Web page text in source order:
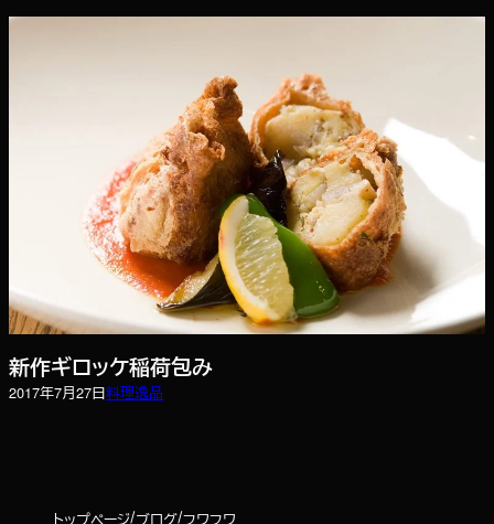
新作ギロッケ稲荷包み
2017年7月27日料理逸品
トップページ ブログ フワフワ